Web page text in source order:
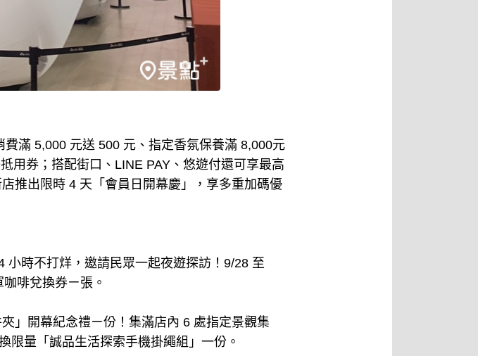
滿 5,000 元送 500 元、指定香氛保養滿 8,000元
用券；搭配街口、LINE PAY、悠遊付還可享最高
推出限時 4 天「會員日開幕慶」，享多重加碼優
時不打烊，邀請民眾一起夜遊探訪！9/28 至
啡兌換券ㄧ張。
」開幕紀念禮ㄧ份！集滿店內 6 處指定景觀集
限量「誠品生活探索手機掛繩組」一份。